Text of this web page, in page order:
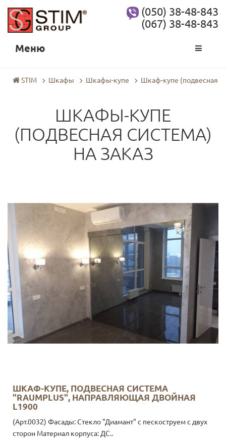
(050) 38-48-843
(067) 38-48-843
Меню
STIM Шкафы Шкафы-купе Шкаф-купе (подвесная
ШКАФЫ-КУПЕ
(ПОДВЕСНАЯ СИСТЕМА)
НА ЗАКАЗ
ШКАФ-КУПЕ, ПОДВЕСНАЯ СИСТЕМА
"RAUMPLUS", НАПРАВЛЯЮЩАЯ ДВОЙНАЯ
L1900
(Арт.0032) Фасады: Стекло "Диамант" с пескоструем с двух
сторон Материал корпуса: ДС..